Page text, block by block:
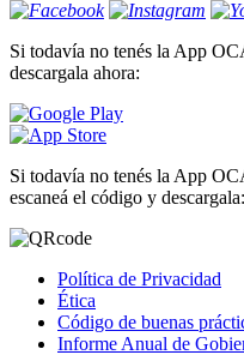
Si todavía no tenés la App
descargala ahora:
Si todavía no tenés la App
escaneá el código y descargala:
Política de Privacidad
Ética
Código de buenas
Informe Anual de